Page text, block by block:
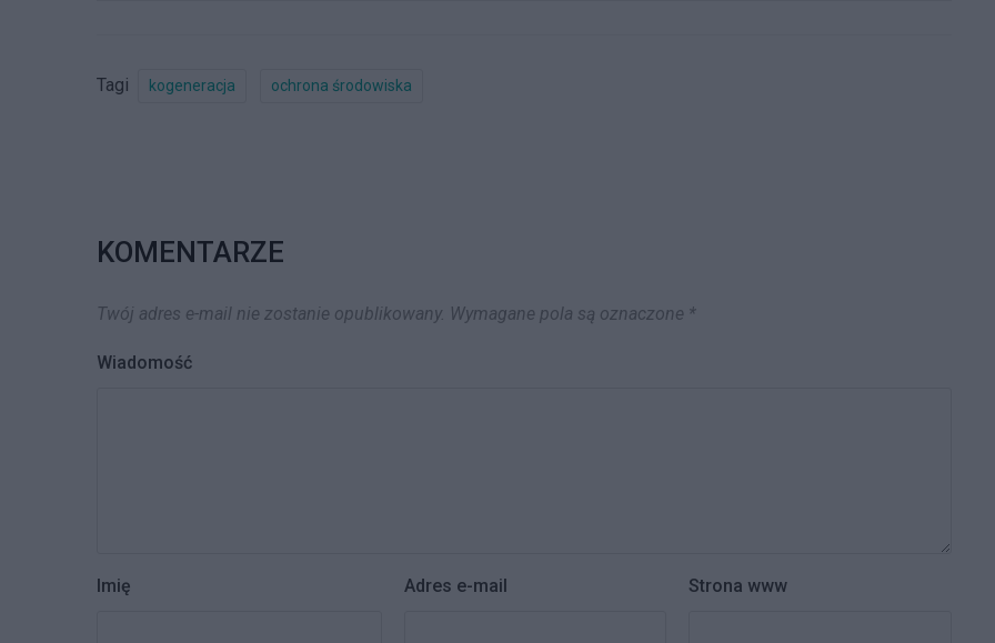
Tagi kogeneracja ochrona środowiska
KOMENTARZE
Twój adres e-mail nie zostanie opublikowany. Wymagane pola są oznaczone *
Wiadomość
Imię Adres e-mail Strona www